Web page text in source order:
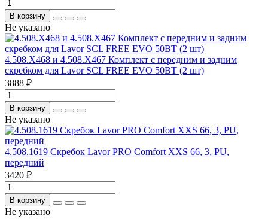
В корзину
Не указано
4.508.X468 и 4.508.X467 Комплект с передним и задним
скребком для Lavor SCL FREE EVO 50BT (2 шт)
3888 ₽
В корзину
Не указано
4.508.1619 Скребок Lavor PRO Comfort XXS 66, 3, PU,
передний
3420 ₽
В корзину
Не указано